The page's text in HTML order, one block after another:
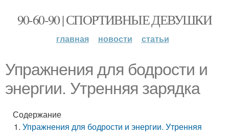
90-60-90 | СПОРТИВНЫЕ ДЕВУШКИ
главная новости статьи
Упражнения для бодрости и
энергии. Утренняя зарядка
Содержание
Упражнения для бодрости и энергии. Утренняя